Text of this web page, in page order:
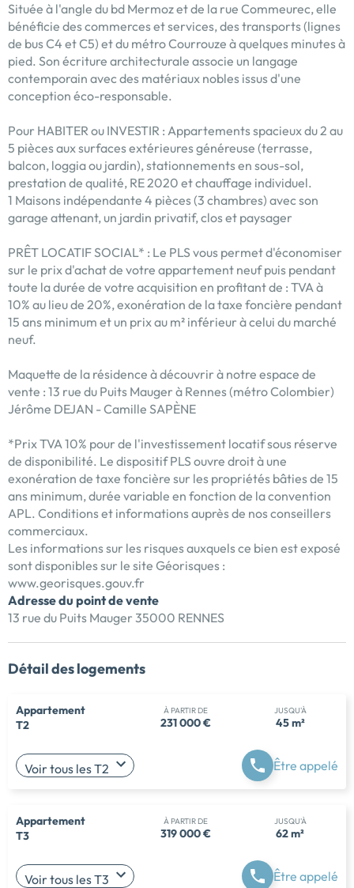
Située à l'angle du bd Mermoz et de la rue Commeurec, elle
bénéficie des commerces et services, des transports (lignes
de bus C4 et C5) et du métro Courrouze à quelques minutes à
pied. Son écriture architecturale associe un langage
contemporain avec des matériaux nobles issus d'une
conception éco-responsable.
Pour HABITER ou INVESTIR : Appartements spacieux du 2 au
5 pièces aux surfaces extérieures généreuse (terrasse,
balcon, loggia ou jardin), stationnements en sous-sol,
prestation de qualité, RE 2020 et chauffage individuel.
1 Maisons indépendante 4 pièces (3 chambres) avec son
garage attenant, un jardin privatif, clos et paysager
PRÊT LOCATIF SOCIAL* : Le PLS vous permet d'économiser
sur le prix d'achat de votre appartement neuf puis pendant
toute la durée de votre acquisition en profitant de : TVA à
10% au lieu de 20%, exonération de la taxe foncière pendant
15 ans minimum et un prix au m² inférieur à celui du marché
neuf.
Maquette de la résidence à découvrir à notre espace de
vente : 13 rue du Puits Mauger à Rennes (métro Colombier)
Jérôme DEJAN - Camille SAPÈNE
*Prix TVA 10% pour de l'investissement locatif sous réserve
de disponibilité. Le dispositif PLS ouvre droit à une
exonération de taxe foncière sur les propriétés bâties de 15
ans minimum, durée variable en fonction de la convention
APL. Conditions et informations auprès de nos conseillers
commerciaux.
Les informations sur les risques auxquels ce bien est exposé
sont disponibles sur le site Géorisques :
www.georisques.gouv.fr
Adresse du point de vente
13 rue du Puits Mauger 35000 RENNES
Détail des logements
Appartement
T2
À PARTIR DE
231 000 €
JUSQU'À
45 m²
Voir tous les T2 Être appelé
Appartement
T3
À PARTIR DE
319 000 €
JUSQU'À
62 m²
Voir tous les T3 Être appelé